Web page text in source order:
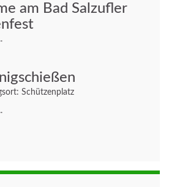
am Bad Salzufler
Schützenplatz